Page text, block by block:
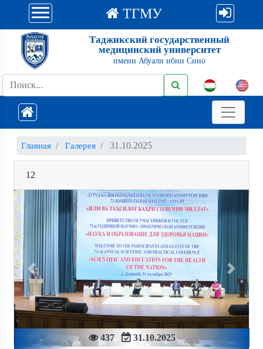
ТГМУ
Таджикский государственный
медицинский университет
имени Абуали ибни Сино
Главная Галерея 31.10.2025
12
437 31.10.2025
Previous Next